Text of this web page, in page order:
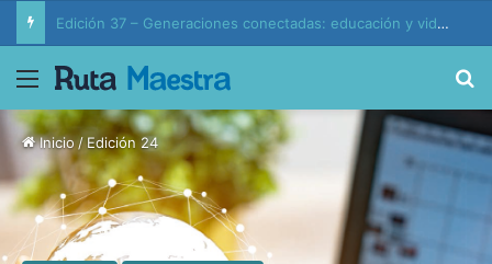
Edición 37 – Generaciones conectadas: educación y vida en la era de la IA
Menú
Inicio/ Edición 24